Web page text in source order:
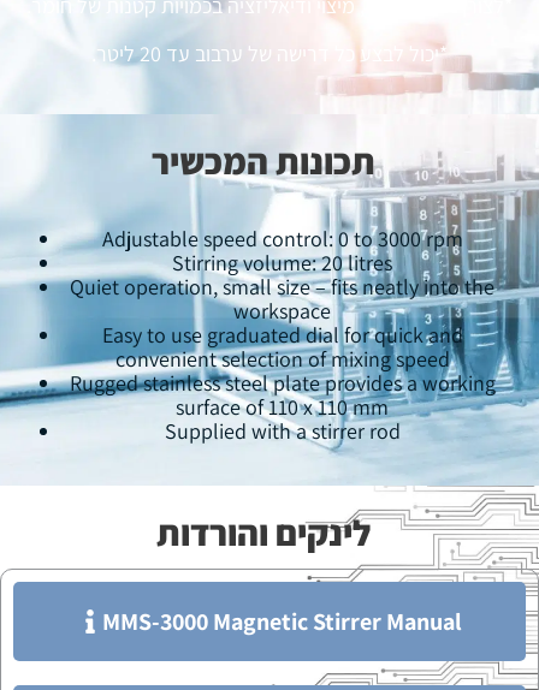
*יכול לבצע כל דרישה של ערבוב עד 20 ליטר.
תכונות המכשיר
Adjustable speed control: 0 to 3000 rpm
Stirring volume: 20 litres
Quiet operation, small size – fits neatly into the
workspace
Easy to use graduated dial for quick and
convenient selection of mixing speed
Rugged stainless steel plate provides a working
surface of 110 x 110 mm
Supplied with a stirrer rod
לינקים והורדות
MMS-3000 Magnetic Stirrer Manual